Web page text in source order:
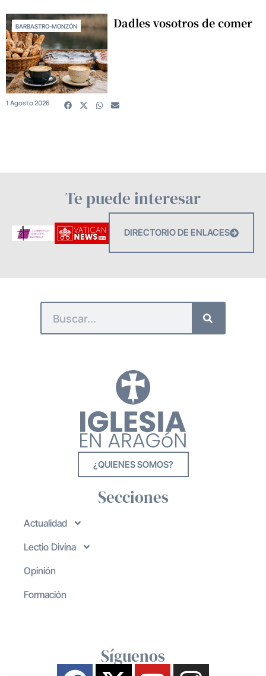
BARBASTRO-MONZÓN Dadles vosotros de comer
1 Agosto 2026
Te puede interesar
DIRECTORIO DE ENLACES
¿QUIENES SOMOS?
Secciones
Actualidad
Lectio Divina
Opinión
Formación
Síguenos